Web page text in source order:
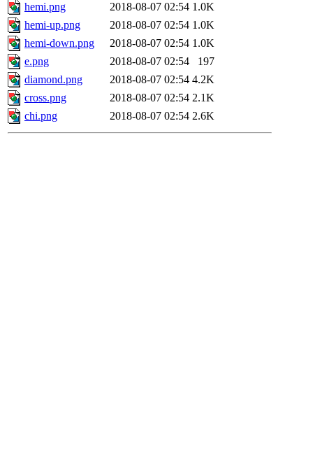
hemi.png
2018-08-07 02:54 1.0K
hemi-up.png
2018-08-07 02:54 1.0K
hemi-down.png
2018-08-07 02:54 1.0K
e.png
2018-08-07 02:54
197
diamond.png
2018-08-07 02:54 4.2K
cross.png
2018-08-07 02:54 2.1K
chi.png
2018-08-07 02:54 2.6K